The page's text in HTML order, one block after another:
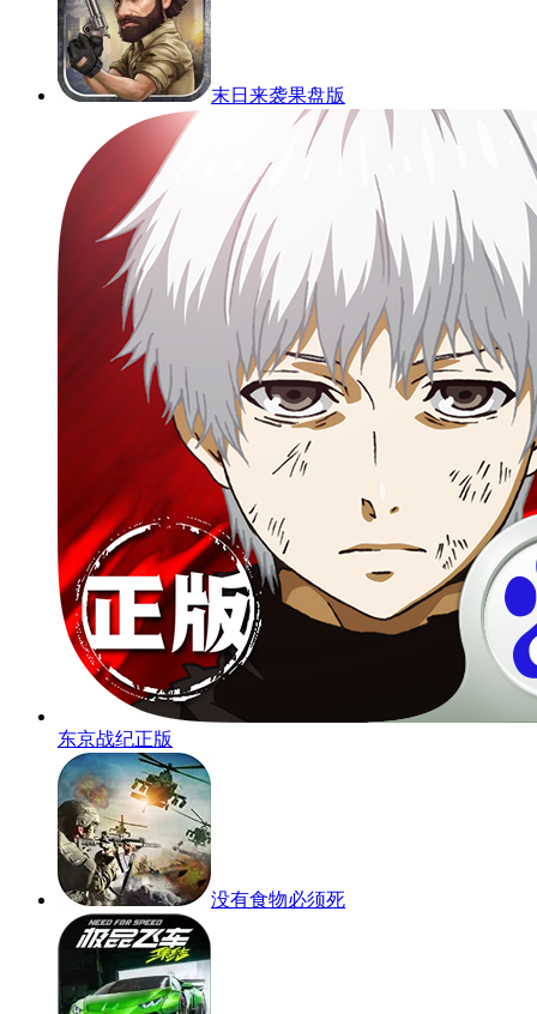
末日来袭果盘版
东京战纪正版
没有食物必须死